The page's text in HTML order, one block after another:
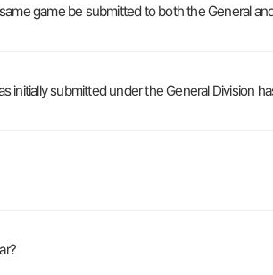
game be submitted to both the General
initially submitted under the General Division